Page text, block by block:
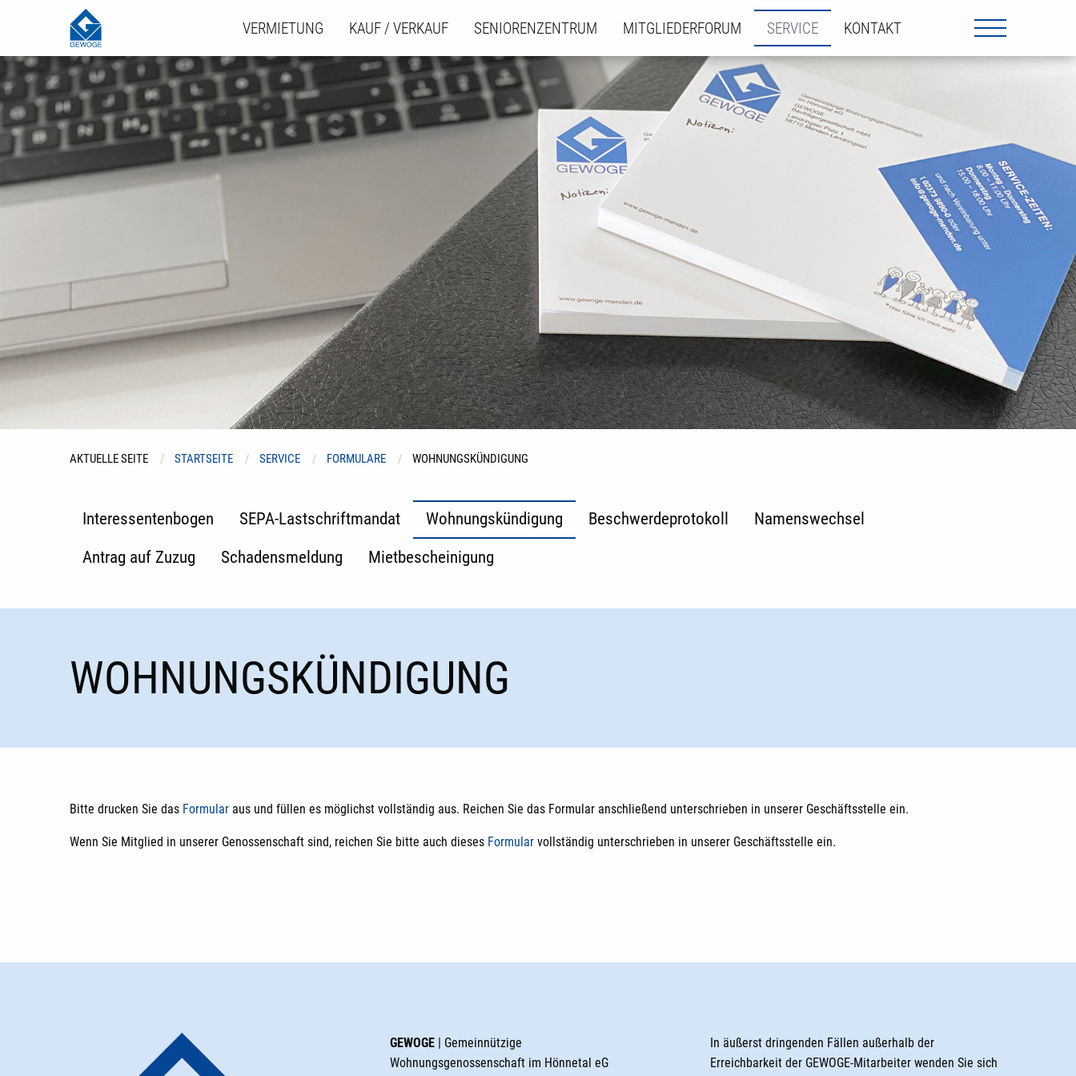
VERMIETUNG KAUF / VERKAUF SENIORENZENTRUM MITGLIEDERFORUM SERVICE KONTAKT
AKTUELLE SEITE STARTSEITE SERVICE FORMULARE WOHNUNGSKÜNDIGUNG
Interessentenbogen SEPA-Lastschriftmandat Wohnungskündigung Beschwerdeprotokoll
Namenswechsel
Antrag auf Zuzug
Schadensmeldung Mietbescheinigung
WOHNUNGSKÜNDIGUNG
Bitte drucken Sie das Formular aus und füllen es möglichst vollständig aus. Reichen Sie das Formular anschließend unterschrieben in unserer Geschäftsstelle ein.
Wenn Sie Mitglied in unserer Genossenschaft sind, reichen Sie bitte auch dieses Formular vollständig unterschrieben in unserer Geschäftsstelle ein.
GEWOGE| Gemeinnützige
Wohnungsgenossenschaft im Hönnetal eG
In äußerst dringenden Fällen außerhalb der
Erreichbarkeit der GEWOGE-Mitarbeiter wenden Sie sich